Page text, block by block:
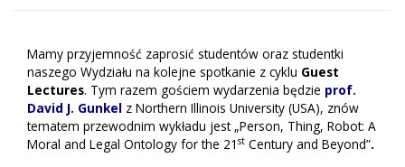
Mamy przyjemność zaprosić studentów oraz studentki
naszego Wydziału na kolejne spotkanie z cyklu Guest
Lectures. Tym razem gościem wydarzenia będzie prof.
David J. Gunkel z Northern Illinois University (USA), znów
tematem przewodnim wykładu jest „Person, Thing, Robot: A
Moral and Legal Ontology for the 21 st Century and Beyond”.